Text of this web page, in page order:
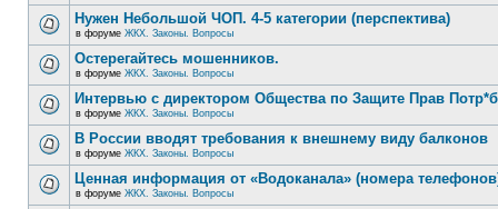
Нужен Небольшой ЧОП. 4-5 категории (перспектива)
в форуме ЖКХ. Законы. Вопросы
Остерегайтесь мошенников.
в форуме ЖКХ. Законы. Вопросы
Интервью с директором Общества по Защите Прав
в форуме ЖКХ. Законы. Вопросы
В России вводят требования к внешнему виду балконов
в форуме ЖКХ. Законы. Вопросы
Ценная информация от «Водоканала» (номера
в форуме ЖКХ. Законы. Вопросы